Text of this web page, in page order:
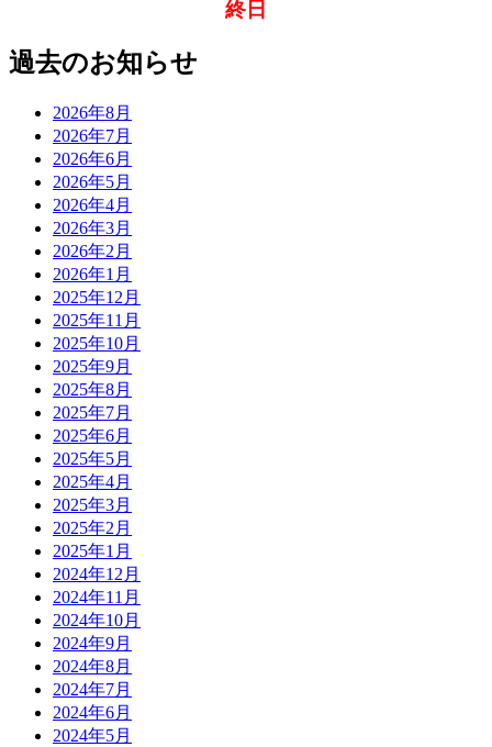
終日
過去のお知らせ
2026年8月
2026年7月
2026年6月
2026年5月
2026年4月
2026年3月
2026年2月
2026年1月
2025年12月
2025年11月
2025年10月
2025年9月
2025年8月
2025年7月
2025年6月
2025年5月
2025年4月
2025年3月
2025年2月
2025年1月
2024年12月
2024年11月
2024年10月
2024年9月
2024年8月
2024年7月
2024年6月
2024年5月